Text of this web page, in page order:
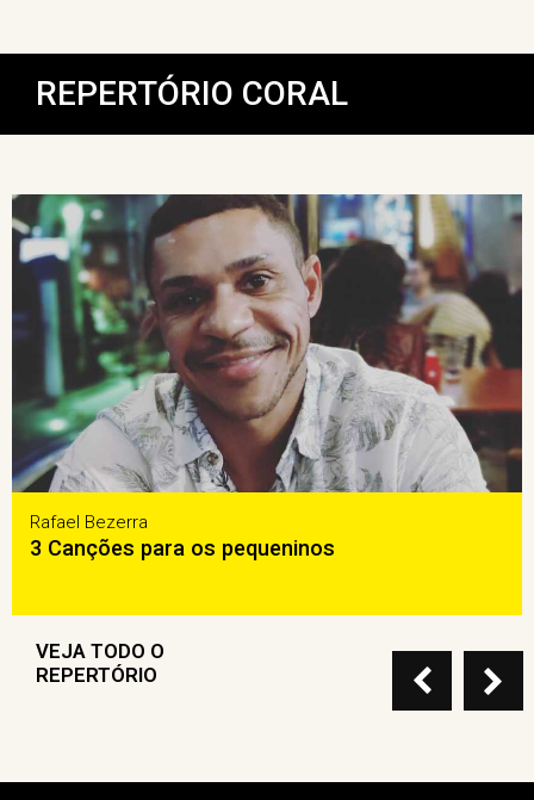
REPERTÓRIO CORAL
Rafael Bezerra
3 Canções para os pequeninos
VEJA TODO O
REPERTÓRIO